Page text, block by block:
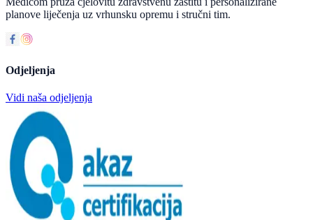
planove liječenja uz vrhunsku opremu i stručni tim.
Odjeljenja
Vidi naša odjeljenja